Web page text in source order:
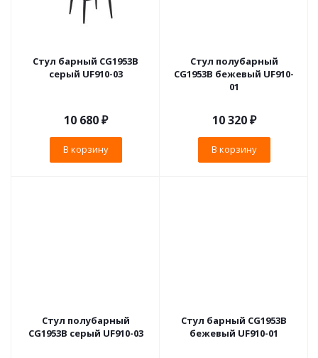
Стул барный CG1953B
серый UF910-03
10 680₽
В корзину
Стул полубарный
CG1953B бежевый UF910-
01
10 320₽
В корзину
Стул полубарный
CG1953B серый UF910-03
Стул барный CG1953B
бежевый UF910-01